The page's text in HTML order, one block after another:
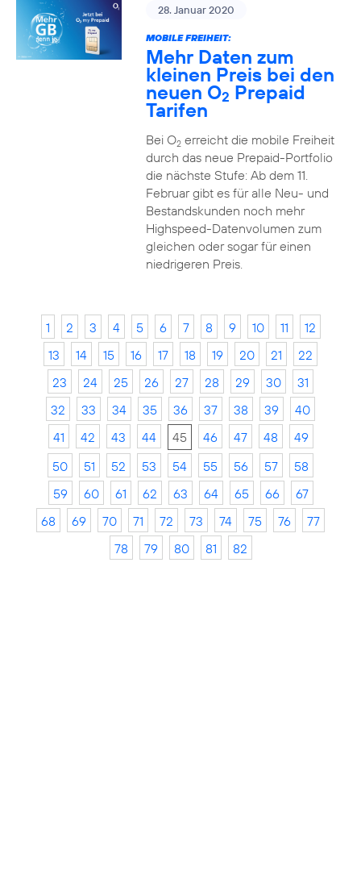
28. Januar 2020
MOBILE FREIHEIT:
Mehr Daten zum
kleinen Preis bei den
neuen O2 Prepaid
Tarifen
Bei O2erreicht die mobile Freiheit
durch das neue Prepaid-Portfolio
die nächste Stufe: Ab dem 11.
Februar gibt es für alle Neu- und
Bestandskunden noch mehr
Highspeed-Datenvolumen zum
gleichen oder sogar für einen
niedrigeren Preis.
1 2 3 4 5 6 7 8 9 10 11
12
13
14 15 16 17 18 19 20 21
22
23
24 25 26 27 28 29 30
31
32
33 34 35 36 37 38 39
40
41
42 43 44 45 46 47 48
49
50
51 52 53 54 55 56 57
58
59
60 61 62 63 64 65 66
67
68
69 70 71 72 73 74 75 76
77
78
79 80 81 82